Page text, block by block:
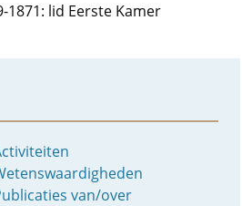
lid Eerste Kamer
van/over